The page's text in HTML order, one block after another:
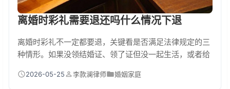
离婚时彩礼需要退还吗什么情况下退
离婚时彩礼不一定都要退，关键看是否满足法律规定的三
种情形。如果没领结婚证、领了证但没一起生活，或者给
已经共同生活了一段时间，法院会根据实际情况判决部分
2026-05-25 李款澜律师 婚姻家庭